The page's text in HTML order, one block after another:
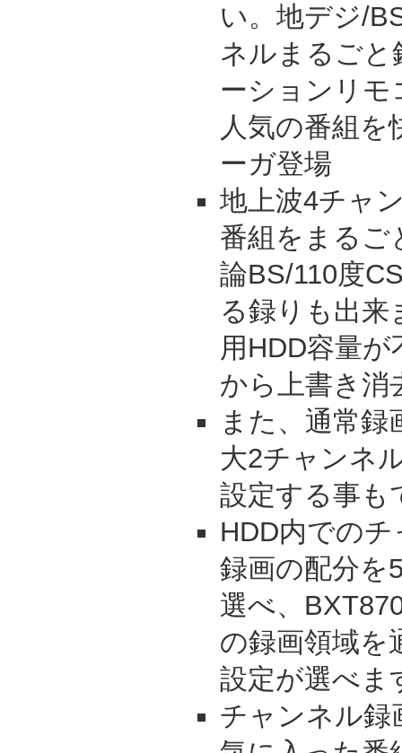
い。地デジ/
ネルまるごと
ーションリモ
人気の番組を
ーガ登場
地上波4チャ
番組をまるご
論BS/110度
る録りも出来
用HDD容量
から上書き消
また、通常
大2チャンネ
設定する事も
HDD内での
録画の配分を
選べ、
の録画領域を
設定が選べま
チャンネル録